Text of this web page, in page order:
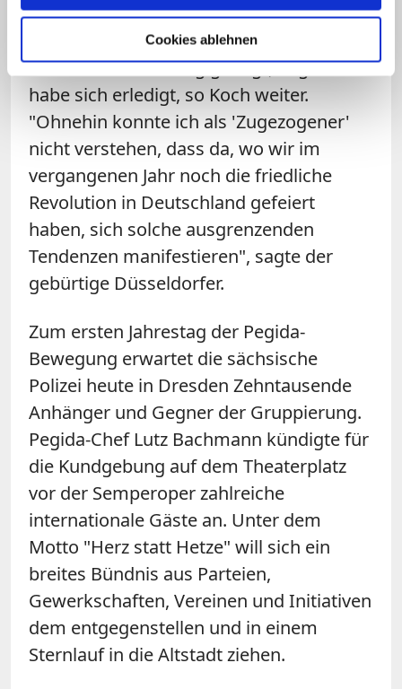
Cookies ablehnen
dürfen wir die Flüchtlinge an den
Grenzen nicht abweisen." Bis vor kurzem
habe er die Hoffnung gehegt, Pegida
habe sich erledigt, so Koch weiter.
"Ohnehin konnte ich als 'Zugezogener'
nicht verstehen, dass da, wo wir im
vergangenen Jahr noch die friedliche
Revolution in Deutschland gefeiert
haben, sich solche ausgrenzenden
Tendenzen manifestieren", sagte der
gebürtige Düsseldorfer.
Zum ersten Jahrestag der Pegida-
Bewegung erwartet die sächsische
Polizei heute in Dresden Zehntausende
Anhänger und Gegner der Gruppierung.
Pegida-Chef Lutz Bachmann kündigte für
die Kundgebung auf dem Theaterplatz
vor der Semperoper zahlreiche
internationale Gäste an. Unter dem
Motto "Herz statt Hetze" will sich ein
breites Bündnis aus Parteien,
Gewerkschaften, Vereinen und Initiativen
dem entgegenstellen und in einem
Sternlauf in die Altstadt ziehen.